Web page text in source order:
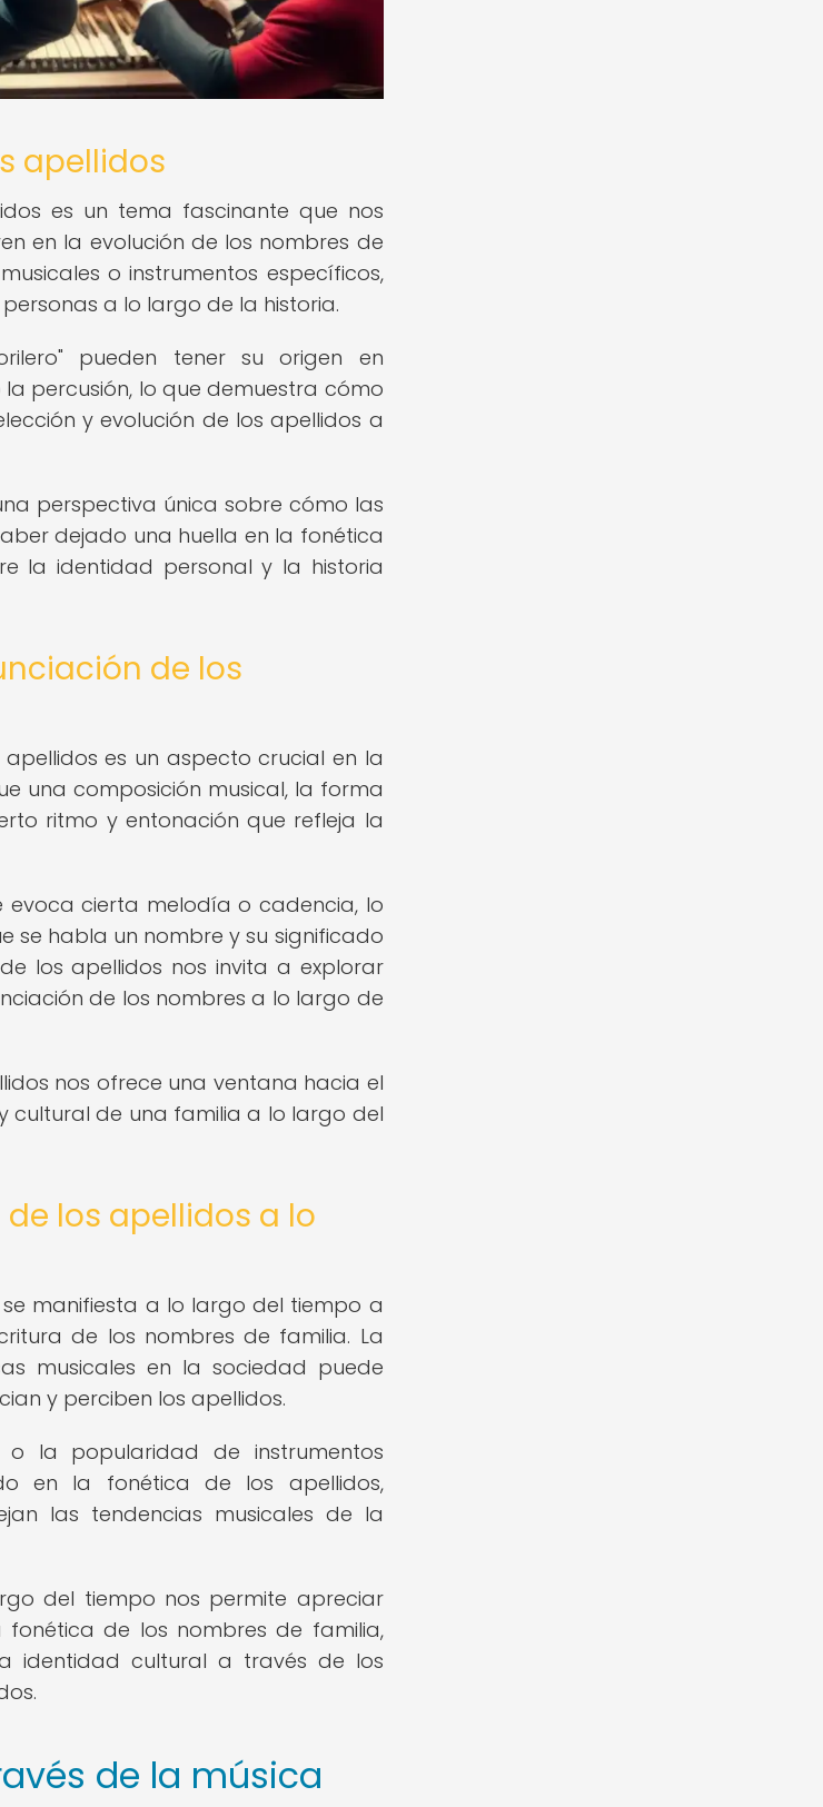
apellidos
es un tema fascinante que nos
en la evolución de los nombres de
o instrumentos específicos,
a lo largo de la historia.
pueden tener su origen en
percusión, lo que demuestra cómo
y evolución de los apellidos a
perspectiva única sobre cómo las
dejado una huella en la fonética
la identidad personal y la historia
de los
es un aspecto crucial en la
una composición musical, la forma
ritmo y entonación que refleja la
evoca cierta melodía o cadencia, lo
se habla un nombre y su significado
los apellidos nos invita a explorar
de los nombres a lo largo de
nos ofrece una ventana hacia el
cultural de una familia a lo largo del
los apellidos a lo
manifiesta a lo largo del tiempo a
de los nombres de familia. La
musicales en la sociedad puede
y perciben los apellidos.
o la popularidad de instrumentos
en la fonética de los apellidos,
las tendencias musicales de la
del tiempo nos permite apreciar
de los nombres de familia,
identidad cultural a través de los
de la música